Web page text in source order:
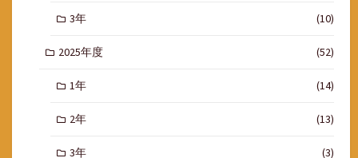
3年 (10)
2025年度 (52)
1年 (14)
2年 (13)
3年 (3)